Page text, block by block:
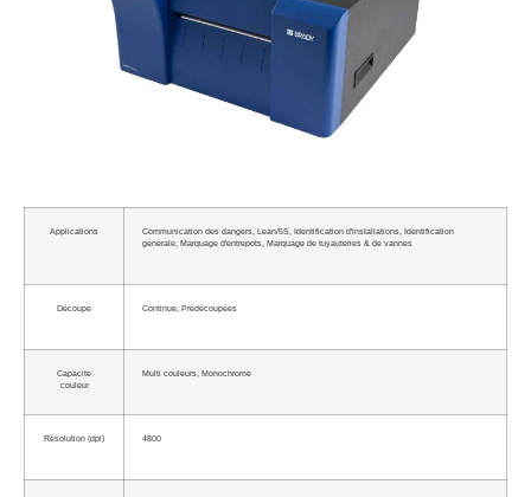
Applications
Communication des dangers, Lean/5S, Identification d'installations, Identification
générale, Marquage d'entrepots, Marquage de tuyauteries & de vannes
Découpe Continue, Prédécoupées
Capacite
couleur
Multi couleurs, Monochrome
Résolution (dpi) 4800